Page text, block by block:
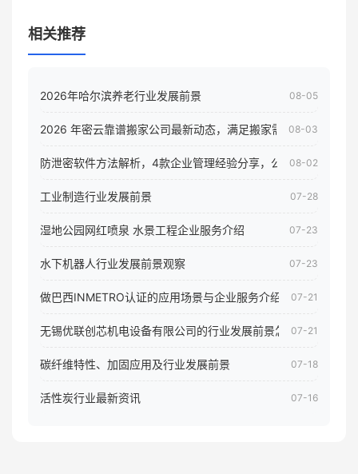
相关推荐
2026年哈尔滨养老行业发展前景 08-05
2026 年密云靠谱搬家公司最新动态，满足搬家需求！08-03
防泄密软件方法解析，4款企业管理经验分享，公司员工电脑核
08-02
工业制造行业发展前景 07-28
湿地公园网红喷泉 水景工程企业服务介绍 07-23
水下机器人行业发展前景观察 07-23
做巴西INMETRO认证的应用场景与企业服务介绍 07-21
无锡优联创芯机电设备有限公司的行业发展前景怎样07-21
碳纤维特性、加固应用及行业发展前景 07-18
活性炭行业最新资讯 07-16